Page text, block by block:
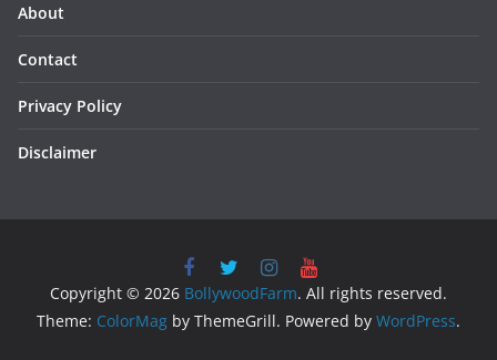
About
Contact
Privacy Policy
Disclaimer
Copyright © 2026 BollywoodFarm. All rights reserved.
Theme: ColorMag by ThemeGrill. Powered by WordPress.